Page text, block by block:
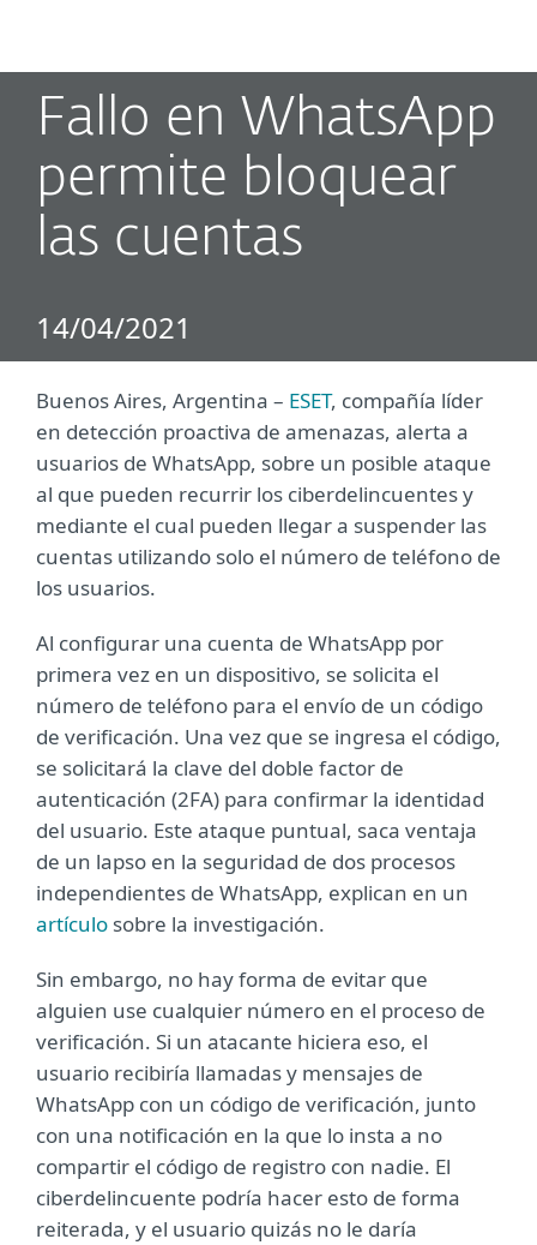
Fallo en WhatsApp
permite bloquear
las cuentas
14/04/2021
Buenos Aires, Argentina – ESET, compañía líder
en detección proactiva de amenazas, alerta a
usuarios de WhatsApp, sobre un posible ataque
al que pueden recurrir los ciberdelincuentes y
mediante el cual pueden llegar a suspender las
cuentas utilizando solo el número de teléfono de
los usuarios.
Al configurar una cuenta de WhatsApp por
primera vez en un dispositivo, se solicita el
número de teléfono para el envío de un código
de verificación. Una vez que se ingresa el código,
se solicitará la clave del doble factor de
autenticación (2FA) para confirmar la identidad
del usuario. Este ataque puntual, saca ventaja
de un lapso en la seguridad de dos procesos
independientes de WhatsApp, explican en un
artículo sobre la investigación.
Sin embargo, no hay forma de evitar que
alguien use cualquier número en el proceso de
verificación. Si un atacante hiciera eso, el
usuario recibiría llamadas y mensajes de
WhatsApp con un código de verificación, junto
con una notificación en la que lo insta a no
compartir el código de registro con nadie. El
ciberdelincuente podría hacer esto de forma
reiterada, y el usuario quizás no le daría